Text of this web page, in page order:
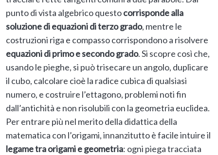
punto di vista algebrico questocorrisponde alla
soluzione di equazioni di terzo grado, mentre le
costruzioni riga e compasso corrispondono a risolvere
equazioni di primo e secondo grado. Si scopre così che,
usando le pieghe, si può trisecare un angolo, duplicare
il cubo, calcolare cioè la radice cubica di qualsiasi
numero, e costruire l’ettagono, problemi noti fin
dall’antichità e non risolubili con la geometria euclidea.
Per entrare più nel merito della didattica della
matematica con l’origami, innanzitutto è facile intuire il
legame tra origami e geometria: ogni piega tracciata